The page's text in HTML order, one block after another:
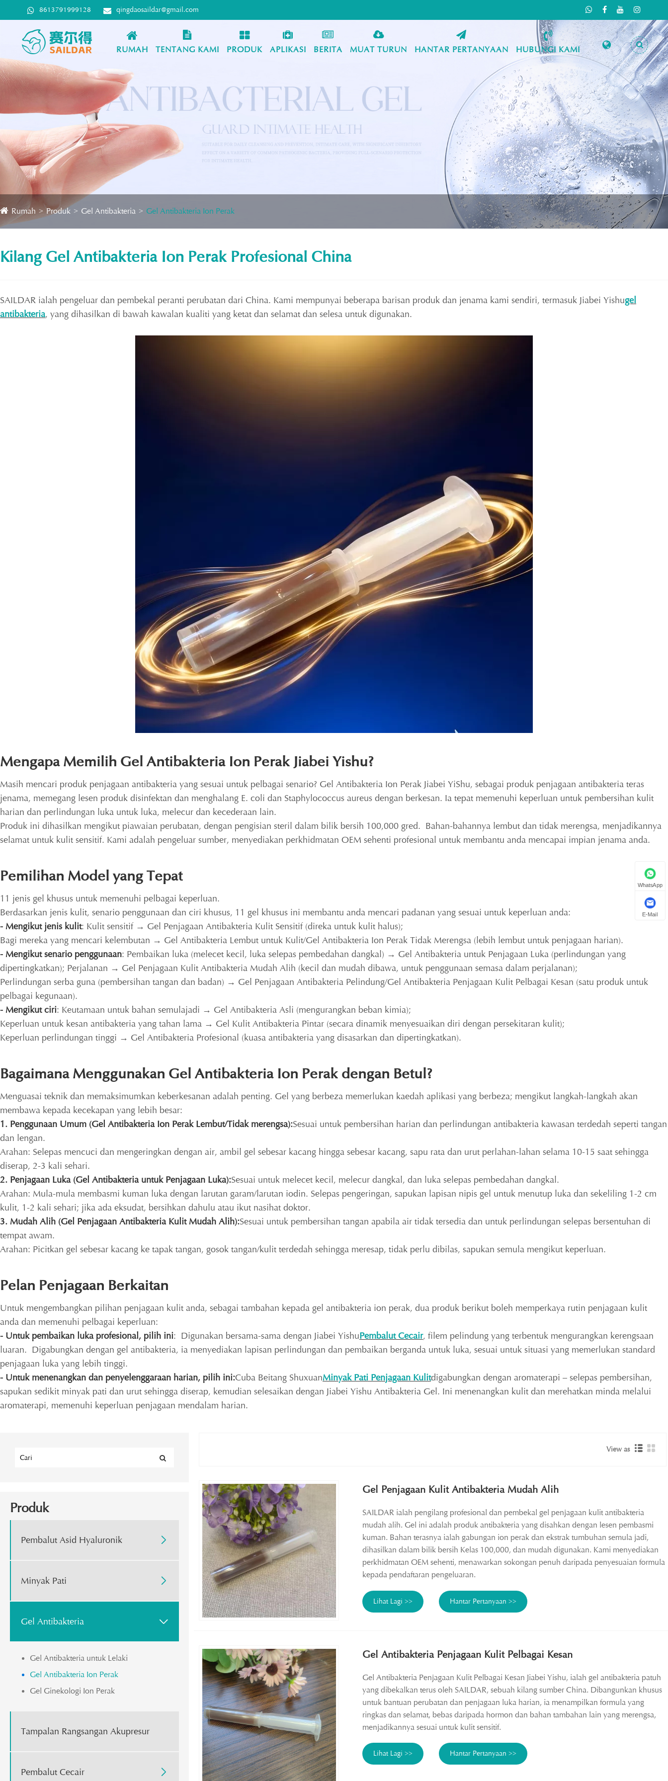
8613791999128 qingdaosaildar@gmail.com
RUMAH TENTANG KAMI PRODUK APLIKASI BERITA MUAT TURUN HANTAR PERTANYAAN HUBUNGI KAMI
Rumah Produk Gel Antibakteria Gel Antibakteria Ion Perak
Kilang Gel Antibakteria Ion Perak Profesional China
SAILDAR ialah pengeluar dan pembekal peranti perubatan dari China. Kami mempunyai beberapa barisan produk dan jenama kami sendiri, termasuk Jiabei Yishugel
antibakteria, yang dihasilkan di bawah kawalan kualiti yang ketat dan selamat dan selesa untuk digunakan.
Mengapa Memilih Gel Antibakteria Ion Perak Jiabei Yishu?
Masih mencari produk penjagaan antibakteria yang sesuai untuk pelbagai senario? Gel Antibakteria Ion Perak Jiabei YiShu, sebagai produk penjagaan antibakteria teras
jenama, memegang lesen produk disinfektan dan menghalang E. coli dan Staphylococcus aureus dengan berkesan. Ia tepat memenuhi keperluan untuk pembersihan kulit
harian dan perlindungan luka untuk luka, melecur dan kecederaan lain.
Produk ini dihasilkan mengikut piawaian perubatan, dengan pengisian steril dalam bilik bersih 100,000 gred. Bahan-bahannya lembut dan tidak merengsa, menjadikannya
selamat untuk kulit sensitif. Kami adalah pengeluar sumber, menyediakan perkhidmatan OEM sehenti profesional untuk membantu anda mencapai impian jenama anda.
Pemilihan Model yang Tepat
11 jenis gel khusus untuk memenuhi pelbagai keperluan.
Berdasarkan jenis kulit, senario penggunaan dan ciri khusus, 11 gel khusus ini membantu anda mencari padanan yang sesuai untuk keperluan anda:
- Mengikut jenis kulit: Kulit sensitif → Gel Penjagaan Antibakteria Kulit Sensitif (direka untuk kulit halus);
Bagi mereka yang mencari kelembutan → Gel Antibakteria Lembut untuk Kulit/Gel Antibakteria Ion Perak Tidak Merengsa (lebih lembut untuk penjagaan harian).
- Mengikut senario penggunaan: Pembaikan luka (melecet kecil, luka selepas pembedahan dangkal) → Gel Antibakteria untuk Penjagaan Luka (perlindungan yang
dipertingkatkan); Perjalanan → Gel Penjagaan Kulit Antibakteria Mudah Alih (kecil dan mudah dibawa, untuk penggunaan semasa dalam perjalanan);
Perlindungan serba guna (pembersihan tangan dan badan) → Gel Penjagaan Antibakteria Pelindung/Gel Antibakteria Penjagaan Kulit Pelbagai Kesan (satu produk untuk
pelbagai kegunaan).
- Mengikut ciri: Keutamaan untuk bahan semulajadi → Gel Antibakteria Asli (mengurangkan beban kimia);
Keperluan untuk kesan antibakteria yang tahan lama → Gel Kulit Antibakteria Pintar (secara dinamik menyesuaikan diri dengan persekitaran kulit);
Keperluan perlindungan tinggi → Gel Antibakteria Profesional (kuasa antibakteria yang disasarkan dan dipertingkatkan).
Bagaimana Menggunakan Gel Antibakteria Ion Perak dengan Betul?
Menguasai teknik dan memaksimumkan keberkesanan adalah penting. Gel yang berbeza memerlukan kaedah aplikasi yang berbeza; mengikut langkah-langkah akan
membawa kepada kecekapan yang lebih besar:
1. Penggunaan Umum (Gel Antibakteria Ion Perak Lembut/Tidak merengsa):Sesuai untuk pembersihan harian dan perlindungan antibakteria kawasan terdedah seperti tangan
dan lengan.
Arahan: Selepas mencuci dan mengeringkan dengan air, ambil gel sebesar kacang hingga sebesar kacang, sapu rata dan urut perlahan-lahan selama 10-15 saat sehingga
diserap, 2-3 kali sehari.
2. Penjagaan Luka (Gel Antibakteria untuk Penjagaan Luka):Sesuai untuk melecet kecil, melecur dangkal, dan luka selepas pembedahan dangkal.
Arahan: Mula-mula membasmi kuman luka dengan larutan garam/larutan iodin. Selepas pengeringan, sapukan lapisan nipis gel untuk menutup luka dan sekeliling 1-2 cm
kulit, 1-2 kali sehari; jika ada eksudat, bersihkan dahulu atau ikut nasihat doktor.
3. Mudah Alih (Gel Penjagaan Antibakteria Kulit Mudah Alih):Sesuai untuk pembersihan tangan apabila air tidak tersedia dan untuk perlindungan selepas bersentuhan di
tempat awam.
Arahan: Picitkan gel sebesar kacang ke tapak tangan, gosok tangan/kulit terdedah sehingga meresap, tidak perlu dibilas, sapukan semula mengikut keperluan.
Pelan Penjagaan Berkaitan
Untuk mengembangkan pilihan penjagaan kulit anda, sebagai tambahan kepada gel antibakteria ion perak, dua produk berikut boleh memperkaya rutin penjagaan kulit
anda dan memenuhi pelbagai keperluan:
- Untuk pembaikan luka profesional, pilih ini: Digunakan bersama-sama dengan Jiabei YishuPembalut Cecair, filem pelindung yang terbentuk mengurangkan kerengsaan
luaran. Digabungkan dengan gel antibakteria, ia menyediakan lapisan perlindungan dan pembaikan berganda untuk luka, sesuai untuk situasi yang memerlukan standard
penjagaan luka yang lebih tinggi.
- Untuk menenangkan dan penyelenggaraan harian, pilih ini:Cuba Beitang ShuxuanMinyak Pati Penjagaan Kulitdigabungkan dengan aromaterapi – selepas pembersihan,
sapukan sedikit minyak pati dan urut sehingga diserap, kemudian selesaikan dengan Jiabei Yishu Antibakteria Gel. Ini menenangkan kulit dan merehatkan minda melalui
aromaterapi, memenuhi keperluan penjagaan mendalam harian.
Produk
Pembalut Asid Hyaluronik 
Minyak Pati 
Gel Antibakteria 
Gel Antibakteria untuk Lelaki
Gel Antibakteria Ion Perak
Gel Ginekologi Ion Perak
Tampalan Rangsangan Akupresur
Pembalut Cecair 
View as
Gel Penjagaan Kulit Antibakteria Mudah Alih
SAILDAR ialah pengilang profesional dan pembekal gel penjagaan kulit antibakteria
mudah alih. Gel ini adalah produk antibakteria yang disahkan dengan lesen pembasmi
kuman. Bahan terasnya ialah gabungan ion perak dan ekstrak tumbuhan semula jadi,
dihasilkan dalam bilik bersih Kelas 100,000, dan mudah digunakan. Kami menyediakan
perkhidmatan OEM sehenti, menawarkan sokongan penuh daripada penyesuaian formula
kepada pendaftaran pengeluaran.
Lihat Lagi >> Hantar Pertanyaan >>
Gel Antibakteria Penjagaan Kulit Pelbagai Kesan
Gel Antibakteria Penjagaan Kulit Pelbagai Kesan Jiabei Yishu, ialah gel antibakteria patuh
yang dibekalkan terus oleh SAILDAR, sebuah kilang sumber China. Dibangunkan khusus
untuk bantuan perubatan dan penjagaan luka harian, ia menampilkan formula yang
ringkas dan selamat, bebas daripada hormon dan bahan tambahan lain yang merengsa,
menjadikannya sesuai untuk kulit sensitif.
Lihat Lagi >> Hantar Pertanyaan >>
WhatsApp
E-Mail